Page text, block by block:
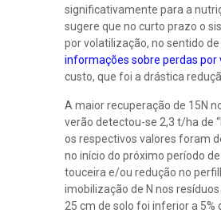
significativamente para a
sugere que no curto prazo o
por volatilização, no sentido
informações sobre perdas
custo, que foi a drástica
A maior recuperação de 15N
verão detectou-se 2,3 t/ha de
os respectivos valores foram
no início do próximo período
touceira e/ou redução no
imobilização de N nos
25 cm de solo foi inferior a